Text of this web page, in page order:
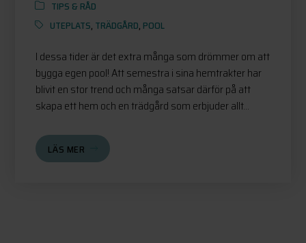
TIPS & RÅD
UTEPLATS, TRÄDGÅRD, POOL
I dessa tider är det extra många som drömmer om att
bygga egen pool! Att semestra i sina hemtrakter har
blivit en stor trend och många satsar därför på att
skapa ett hem och en trädgård som erbjuder allt...
LÄS MER